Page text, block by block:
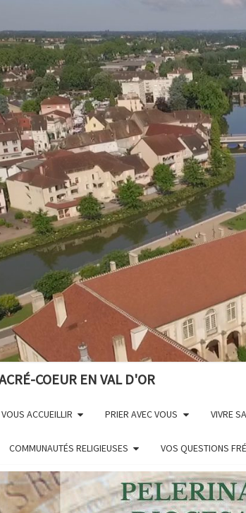
COEUR EN VAL D'OR
VOUS ACCUEILLIR PRIER AVEC VOUS VIVRE
COMMUNAUTÉS RELIGIEUSES VOS QUESTIONS